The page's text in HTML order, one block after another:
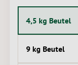
4,5 kg Beutel
9 kg Beutel